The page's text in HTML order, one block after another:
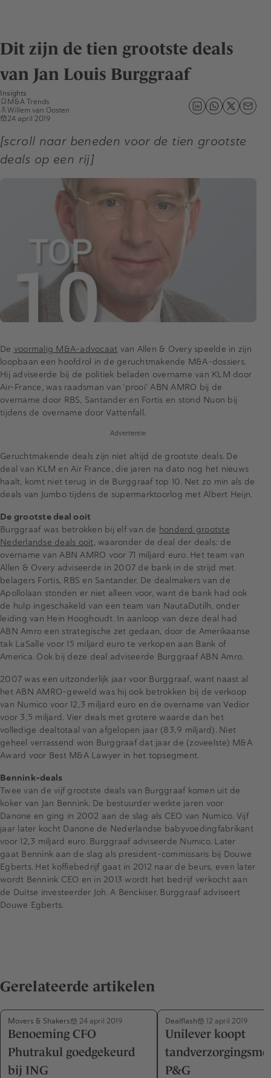
Dit zijn de tien grootste deals
van Jan Louis Burggraaf
Insights
M&A Trends
Willem van Oosten
24 april 2019
[scroll naar beneden voor de tien grootste
deals op een rij]
De voormalig M&A-advocaat van Allen & Overy speelde in zijn
loopbaan een hoofdrol in de geruchtmakende M&A-dossiers.
Hij adviseerde bij de politiek beladen overname van KLM door
Air-France, was raadsman van ‘prooi’ ABN AMRO bij de
overname door RBS, Santander en Fortis en stond Nuon bij
tijdens de overname door Vattenfall.
Advertentie
Geruchtmakende deals zijn niet altijd de grootste deals. De
deal van KLM en Air France, die jaren na dato nog het nieuws
haalt, komt niet terug in de Burggraaf top 10. Net zo min als de
deals van Jumbo tijdens de supermarktoorlog met Albert Heijn.
De grootste deal ooit
Burggraaf was betrokken bij elf van de honderd grootste
Nederlandse deals ooit, waaronder de deal der deals: de
overname van ABN AMRO voor 71 miljard euro. Het team van
Allen & Overy adviseerde in 2007 de bank in de strijd met
belagers Fortis, RBS en Santander. De dealmakers van de
Apollolaan stonden er niet alleen voor, want de bank had ook
de hulp ingeschakeld van een team van NautaDutilh, onder
leiding van Hein Hooghoudt. In aanloop van deze deal had
ABN Amro een strategische zet gedaan, door de Amerikaanse
tak LaSalle voor 15 miljard euro te verkopen aan Bank of
America. Ook bij deze deal adviseerde Burggraaf ABN Amro.
2007 was een uitzonderlijk jaar voor Burggraaf, want naast al
het ABN AMRO-geweld was hij ook betrokken bij de verkoop
van Numico voor 12,3 miljard euro en de overname van Vedior
voor 3,5 miljard. Vier deals met grotere waarde dan het
volledige dealtotaal van afgelopen jaar (83,9 miljard). Niet
geheel verrassend won Burggraaf dat jaar de (zoveelste) M&A
Award voor Best M&A Lawyer in het topsegment.
Bennink-deals
Twee van de vijf grootste deals van Burggraaf komen uit de
koker van Jan Bennink. De bestuurder werkte jaren voor
Danone en ging in 2002 aan de slag als CEO van Numico. Vijf
jaar later kocht Danone de Nederlandse babyvoedingfabrikant
voor 12,3 miljard euro. Burggraaf adviseerde Numico. Later
gaat Bennink aan de slag als president-commissaris bij Douwe
Egberts. Het koffiebedrijf gaat in 2012 naar de beurs, even later
wordt Bennink CEO en in 2013 wordt het bedrijf verkocht aan
de Duitse investeerder Joh. A Benckiser. Burggraaf adviseert
Douwe Egberts.
Gerelateerde artikelen
Movers & Shakers 24 april 2019
Benoeming CFO
Phutrakul goedgekeurd
bij ING
Dealflash 12 april 2019
Unilever koopt
P&G